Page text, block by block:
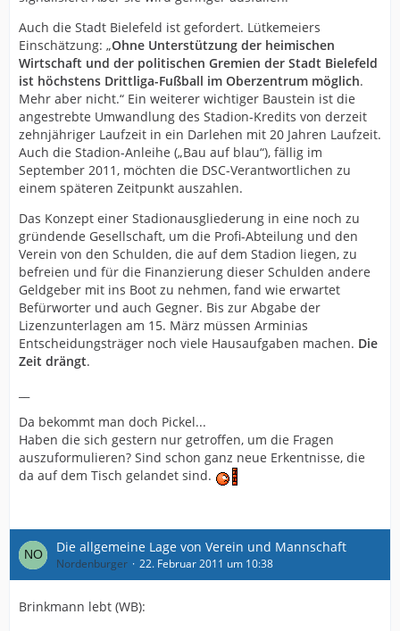
Auch die Stadt Bielefeld ist gefordert. Lütkemeiers
Einschätzung: „Ohne Unterstützung der heimischen
Wirtschaft und der politischen Gremien der Stadt Bielefeld
ist höchstens Drittliga-Fußball im Oberzentrum möglich.
Mehr aber nicht.“ Ein weiterer wichtiger Baustein ist die
angestrebte Umwandlung des Stadion-Kredits von derzeit
zehnjähriger Laufzeit in ein Darlehen mit 20 Jahren Laufzeit.
Auch die Stadion-Anleihe („Bau auf blau“), fällig im
September 2011, möchten die DSC-Verantwortlichen zu
einem späteren Zeitpunkt auszahlen.
Das Konzept einer Stadionausgliederung in eine noch zu
gründende Gesellschaft, um die Profi-Abteilung und den
Verein von den Schulden, die auf dem Stadion liegen, zu
befreien und für die Finanzierung dieser Schulden andere
Geldgeber mit ins Boot zu nehmen, fand wie erwartet
Befürworter und auch Gegner. Bis zur Abgabe der
Lizenzunterlagen am 15. März müssen Arminias
Entscheidungsträger noch viele Hausaufgaben machen. Die
Zeit drängt.
Da bekommt man doch Pickel...
Haben die sich gestern nur getroffen, um die Fragen
auszuformulieren? Sind schon ganz neue Erkentnisse, die
da auf dem Tisch gelandet sind.
Die allgemeine Lage von Verein und Mannschaft
Nordenburger 22. Februar 2011 um 10:38
Brinkmann lebt (WB):